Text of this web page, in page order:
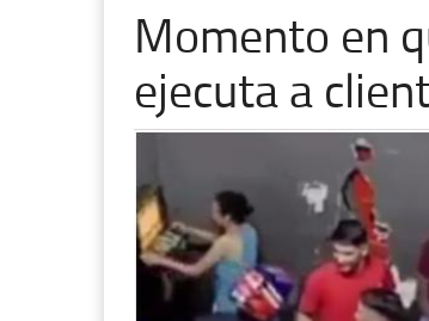
Momento en
ejecuta a